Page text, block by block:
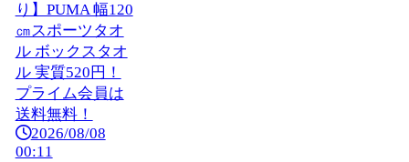
り】PUMA 幅120
㎝スポーツタオ
ル ボックスタオ
ル 実質520円！
プライム会員は
送料無料！
2026/08/08
00:11